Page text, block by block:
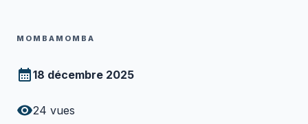
MOMBAMOMBA
18 décembre 2025
24 vues